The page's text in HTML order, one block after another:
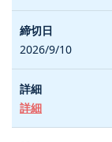
2026/9/10
詳細